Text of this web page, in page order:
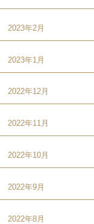
2023年2月
2023年1月
2022年12月
2022年11月
2022年10月
2022年9月
2022年8月